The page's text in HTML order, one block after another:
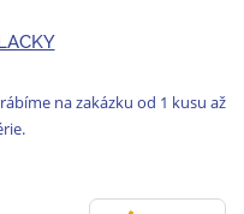
na zakázku od 1 kusu až